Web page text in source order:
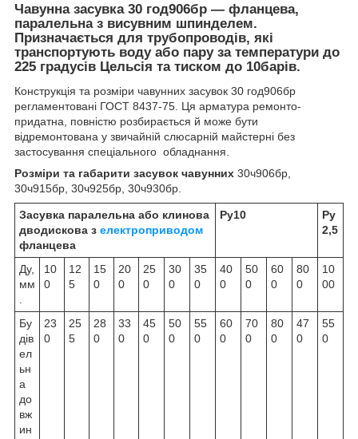
Чавунна засувка 30 год906бр — фланцева,
паралельна з висувним шпинделем.
Призначається для трубопроводів, які
транспортують воду або пару за температури до
225 градусів Цельсія та тиском до 10барів.
Конструкція та розміри чавунних засувок 30 год906бр
регламентовані ГОСТ 8437-75. Ця арматура ремонто-
придатна, повністю розбирається й може бути
відремонтована у звичайній слюсарній майстерні без
застосування спеціального обладнання.
Розміри та габарити засувок чавунних 30ч906бр,
30ч915бр, 30ч925бр, 30ч930бр.
Засувка паралельна або клинова
дводискова з електроприводом
фланцева
Ру10
Ру
2,5
Ду,
мм
10
0
12
5
15
0
20
0
25
0
30
0
35
0
40
0
50
0
60
0
80
0
10
00
Бу
дів
ел
ьн
а
до
вж
ин
23
0
25
5
28
0
33
0
45
0
50
0
55
0
60
0
70
0
80
0
47
0
55
0